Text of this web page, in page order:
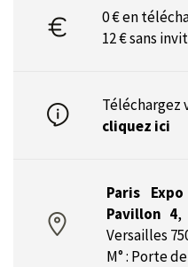
0 € en
12 € sans
Téléchargez
cliquez ici
Paris
Pavillon 4,
Versailles
M° : Porte